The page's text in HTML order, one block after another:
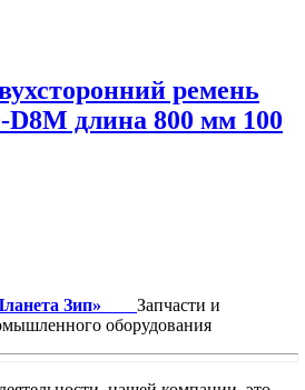
ремень
D8M длина 800 мм 100
Зип» Запчасти и
оборудования